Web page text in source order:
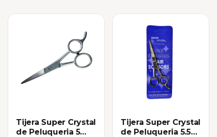
Tijera Super Crystal
de Peluqueria 5
Tijera Super Crystal
de Peluqueria 5.5